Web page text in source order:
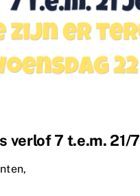
verlof 7 t.e.m. 21/7